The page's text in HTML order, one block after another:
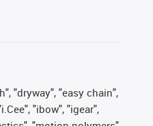
"dryway", "easy chain",
"ibow", "igear",